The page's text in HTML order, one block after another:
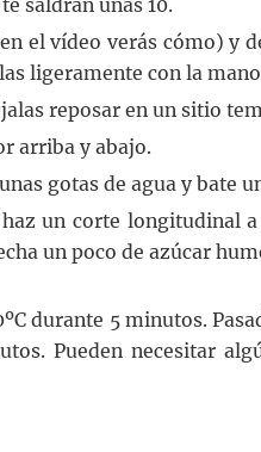
saldrán unas 10.
el vídeo verás cómo) y
ligeramente con la
reposar en un sitio
arriba y abajo.
gotas de agua y bate
un corte longitudinal
un poco de azúcar
durante 5 minutos.
Pueden necesitar